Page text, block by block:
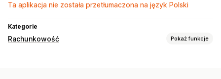
Ta aplikacja nie została przetłumaczona na język Polski
Kategorie
Rachunkowość Pokaż funkcje